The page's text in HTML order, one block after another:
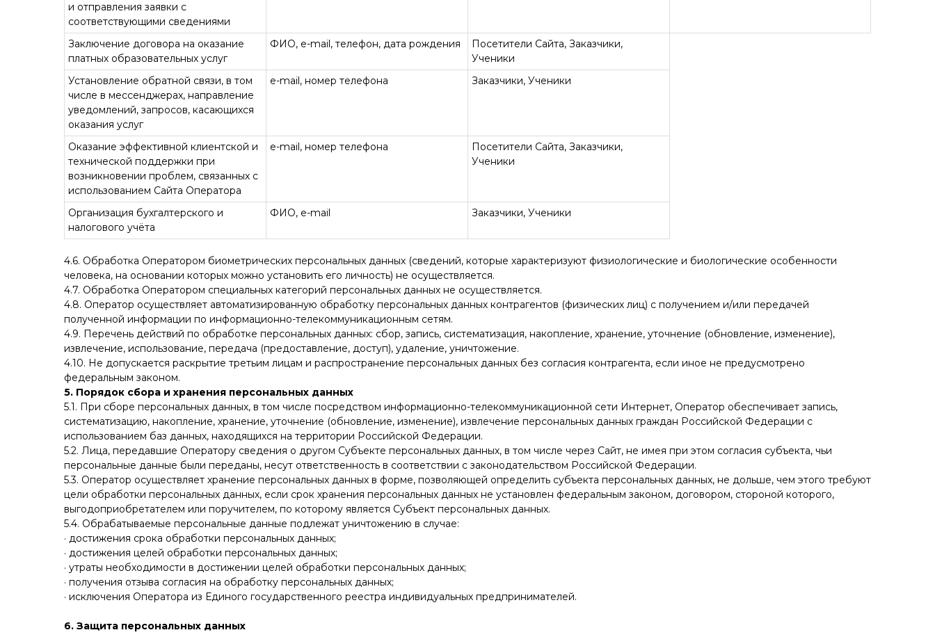
и отправления заявки с
соответствующими сведениями
Заключение договора на оказание
платных образовательных услуг
ФИО, e-mail, телефон, дата рождения
Посетители Сайта, Заказчики,
Ученики
Установление обратной связи, в том
числе в мессенджерах, направление
уведомлений, запросов, касающихся
оказания услуг
e-mail, номер телефона Заказчики, Ученики
Оказание эффективной клиентской и
технической поддержки при
возникновении проблем, связанных с
использованием Сайта Оператора
e-mail, номер телефона
Посетители Сайта, Заказчики,
Ученики
Организация бухгалтерского и
налогового учёта
ФИО, e-mail Заказчики, Ученики
4.6. Обработка Оператором биометрических персональных данных (сведений, которые характеризуют физиологические и биологические особенности
человека, на основании которых можно установить его личность) не осуществляется.
4.7. Обработка Оператором специальных категорий персональных данных не осуществляется.
4.8. Оператор осуществляет автоматизированную обработку персональных данных контрагентов (физических лиц) с получением и/или передачей
полученной информации по информационно-телекоммуникационным сетям.
4.9. Перечень действий по обработке персональных данных: сбор, запись, систематизация, накопление, хранение, уточнение (обновление, изменение),
извлечение, использование, передача (предоставление, доступ), удаление, уничтожение.
4.10. Не допускается раскрытие третьим лицам и распространение персональных данных без согласия контрагента, если иное не предусмотрено
федеральным законом.
5. Порядок сбора и хранения персональных данных
5.1. При сборе персональных данных, в том числе посредством информационно-телекоммуникационной сети Интернет, Оператор обеспечивает запись,
систематизацию, накопление, хранение, уточнение (обновление, изменение), извлечение персональных данных граждан Российской Федерации с
использованием баз данных, находящихся на территории Российской Федерации.
5.2. Лица, передавшие Оператору сведения о другом Субъекте персональных данных, в том числе через Сайт, не имея при этом согласия субъекта, чьи
персональные данные были переданы, несут ответственность в соответствии с законодательством Российской Федерации.
5.3. Оператор осуществляет хранение персональных данных в форме, позволяющей определить субъекта персональных данных, не дольше, чем этого требуют
цели обработки персональных данных, если срок хранения персональных данных не установлен федеральным законом, договором, стороной которого,
выгодоприобретателем или поручителем, по которому является Субъект персональных данных.
5.4. Обрабатываемые персональные данные подлежат уничтожению в случае:
· достижения срока обработки персональных данных;
· достижения целей обработки персональных данных;
· утраты необходимости в достижении целей обработки персональных данных;
· получения отзыва согласия на обработку персональных данных;
· исключения Оператора из Единого государственного реестра индивидуальных предпринимателей.
6. Защита персональных данных